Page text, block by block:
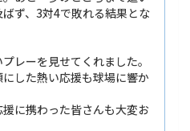
ず、3対4で敗れる結果とな
レーを見せてくれました。
した熱い応援も球場に響か
に携わった皆さんも大変お